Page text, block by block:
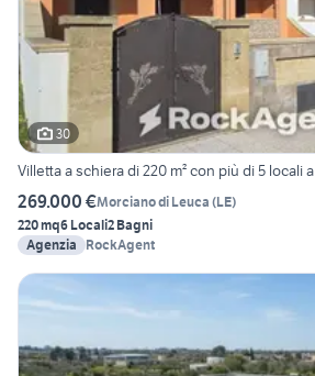
30
Villetta a schiera di 220 m² con più di 5 locali a
269.000 €Morciano di Leuca (LE)
220 mq6 Locali2 Bagni
Agenzia
RockAgent